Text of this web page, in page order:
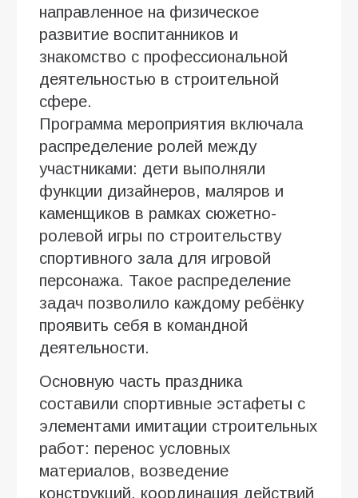
направленное на физическое
развитие воспитанников и
знакомство с профессиональной
деятельностью в строительной
сфере.
Программа мероприятия включала
распределение ролей между
участниками: дети выполняли
функции дизайнеров, маляров и
каменщиков в рамках сюжетно-
ролевой игры по строительству
спортивного зала для игровой
персонажа. Такое распределение
задач позволило каждому ребёнку
проявить себя в командной
деятельности.
Основную часть праздника
составили спортивные эстафеты с
элементами имитации строительных
работ: перенос условных
материалов, возведение
конструкций, координация действий